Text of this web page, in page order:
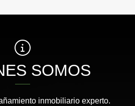
SOMOS
inmobiliario experto.